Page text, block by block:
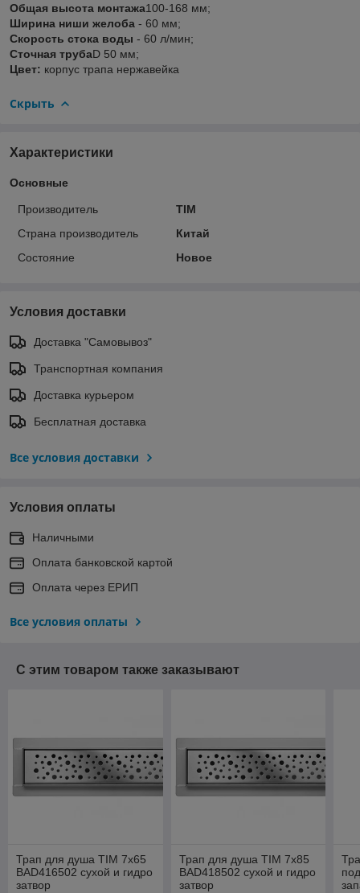
Общая высота монтажа100-168 мм;
Ширина ниши желоба - 60 мм;
Скорость стока воды - 60 л/мин;
Сточная трубаD 50 мм;
Цвет: корпус трапа нержавейка
Скрыть
Характеристики
Основные
Производитель
TIM
Страна производитель
Китай
Состояние
Новое
Условия доставки
Доставка "Самовывоз"
Транспортная компания
Доставка курьером
Бесплатная доставка
Все условия доставки
Условия оплаты
Наличными
Оплата банковской картой
Оплата через ЕРИП
Все условия оплаты
С этим товаром также заказывают
Трап для душа TIM 7х65
BAD416502 сухой и гидро
затвор
Трап для душа TIM 7х85
BAD418502 сухой и гидро
затвор